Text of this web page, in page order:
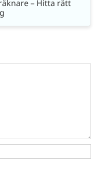
– Hitta rätt